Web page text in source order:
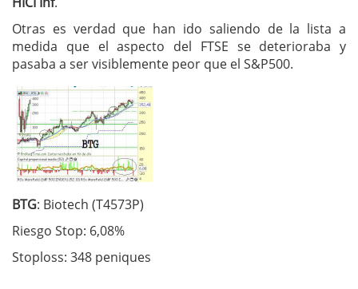
Otras es verdad que han ido saliendo de la lista a
medida que el aspecto del FTSE se deterioraba y
pasaba a ser visiblemente peor que el S&P500.
BTG: Biotech (T4573P)
Riesgo Stop: 6,08%
Stoploss: 348 peniques